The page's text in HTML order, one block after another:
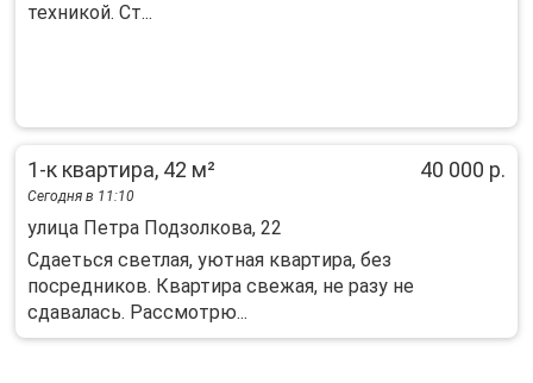
техникой. Ст...
1-к квартира, 42 м² 40 000 р.
Сегодня в 11:10
улица Петра Подзолкова, 22
Сдаеться светлая, уютная квартира, без
посредников. Квартира свежая, не разу не
сдавалась. Рассмотрю...